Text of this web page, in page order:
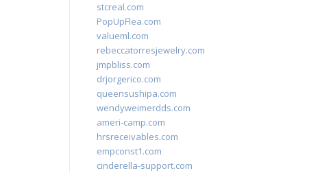
stcreal.com
PopUpFlea.com
valueml.com
rebeccatorresjewelry.com
jmpbliss.com
drjorgerico.com
queensushipa.com
wendyweimerdds.com
ameri-camp.com
hrsreceivables.com
empconst1.com
cinderella-support.com